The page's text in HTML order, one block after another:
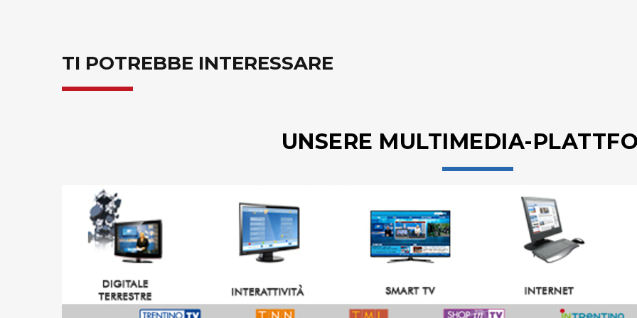
TI POTREBBE INTERESSARE
UNSERE MULTIMEDIA-